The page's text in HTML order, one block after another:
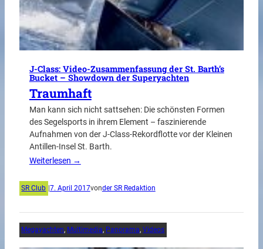
J-Class: Video-Zusammenfassung der St. Barth’s
Bucket – Showdown der Superyachten
Traumhaft
Man kann sich nicht sattsehen: Die schönsten Formen
des Segelsports in ihrem Element – faszinierende
Aufnahmen von der J-Class-Rekordflotte vor der Kleinen
Antillen-Insel St. Barth.
Weiterlesen →
SR Club 7. April 2017vonder SR Redaktion
Megayachten, Multimedia, Panorama, Videos